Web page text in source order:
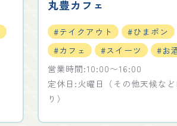
丸豊カフェ
#テイクアウト #ひまポン
#カフェ
#スイーツ #お
営業時間:10:00〜16:00
定休日:火曜日（その他天候な
り）